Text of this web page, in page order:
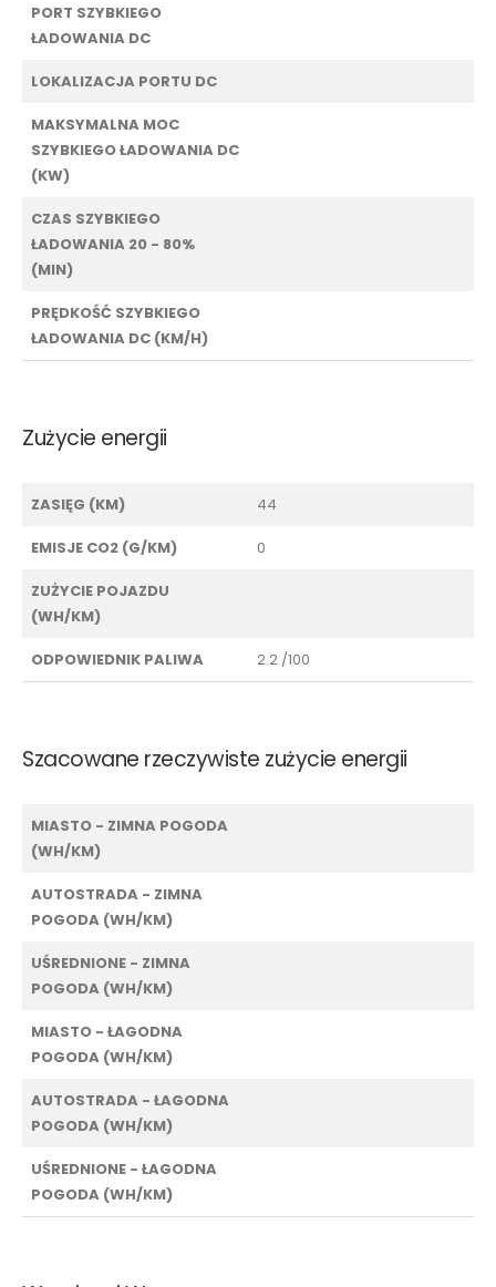
PORT SZYBKIEGO
ŁADOWANIA DC
LOKALIZACJA PORTU DC
MAKSYMALNA MOC
SZYBKIEGO ŁADOWANIA DC
(KW)
CZAS SZYBKIEGO
ŁADOWANIA 20 - 80%
(MIN)
PRĘDKOŚĆ SZYBKIEGO
ŁADOWANIA DC (KM/H)
Zużycie energii
ZASIĘG (KM) 44
EMISJE CO2 (G/KM) 0
ZUŻYCIE POJAZDU
(WH/KM)
ODPOWIEDNIK PALIWA 2.2 /100
Szacowane rzeczywiste zużycie energii
MIASTO - ZIMNA POGODA
(WH/KM)
AUTOSTRADA - ZIMNA
POGODA (WH/KM)
UŚREDNIONE - ZIMNA
POGODA (WH/KM)
MIASTO - ŁAGODNA
POGODA (WH/KM)
AUTOSTRADA - ŁAGODNA
POGODA (WH/KM)
UŚREDNIONE - ŁAGODNA
POGODA (WH/KM)